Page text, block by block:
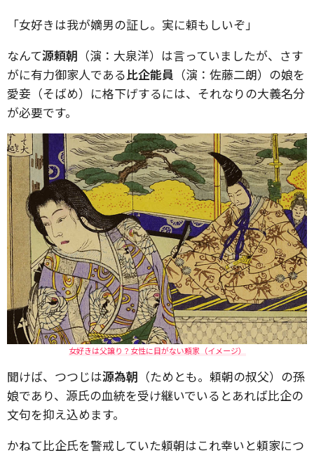
「女好きは我が嫡男の証し。実に頼もしいぞ」
なんて源頼朝 （演：大泉洋）は言っていましたが、さす
がに有力御家人である比企能員 （演：佐藤二朗）の娘を
愛妾（そばめ）に格下げするには、それなりの大義名分
が必要です。
女好きは父譲り？女性に目がない頼家（イメージ）
聞けば、つつじは源為朝 （ためとも。頼朝の叔父）の孫
娘であり、源氏の血統を受け継いでいるとあれば比企の
文句を抑え込めます。
かねて比企氏を警戒していた頼朝はこれ幸いと頼家につ